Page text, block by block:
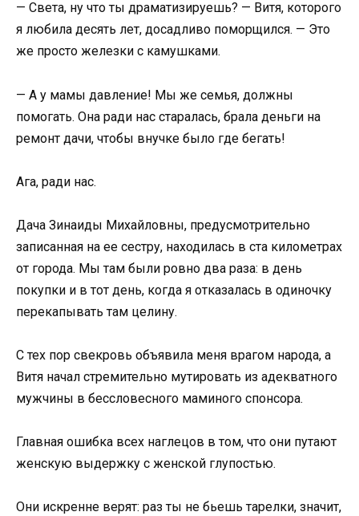
— Света, ну что ты драматизируешь? — Витя, которого
я любила десять лет, досадливо поморщился. — Это
же просто железки с камушками.
— А у мамы давление! Мы же семья, должны
помогать. Она ради нас старалась, брала деньги на
ремонт дачи, чтобы внучке было где бегать!
Ага, ради нас.
Дача Зинаиды Михайловны, предусмотрительно
записанная на ее сестру, находилась в ста километрах
от города. Мы там были ровно два раза: в день
покупки и в тот день, когда я отказалась в одиночку
перекапывать там целину.
С тех пор свекровь объявила меня врагом народа, а
Витя начал стремительно мутировать из адекватного
мужчины в бессловесного маминого спонсора.
Главная ошибка всех наглецов в том, что они путают
женскую выдержку с женской глупостью.
Они искренне верят: раз ты не бьешь тарелки, значит,